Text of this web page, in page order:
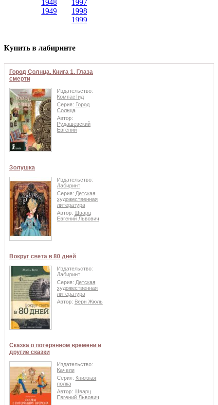
1948
1949
1997
1998
1999
Купить в лабиринте
Город Солнца. Книга 1. Глаза
смерти
Издательство:
КомпасГид
Серия: Город
Солнца
Автор:
Рудашевский
Евгений
Золушка
Издательство:
Лабиринт
Серия: Детская
художественная
литература
Автор:
Шварц
Евгений Львович
Вокруг света в 80 дней
Издательство:
Лабиринт
Серия: Детская
художественная
литература
Автор: Верн Жюль
Сказка о потерянном времени и
другие сказки
Издательство:
Качели
Серия: Книжная
полка
Автор:
Шварц
Евгений Львович